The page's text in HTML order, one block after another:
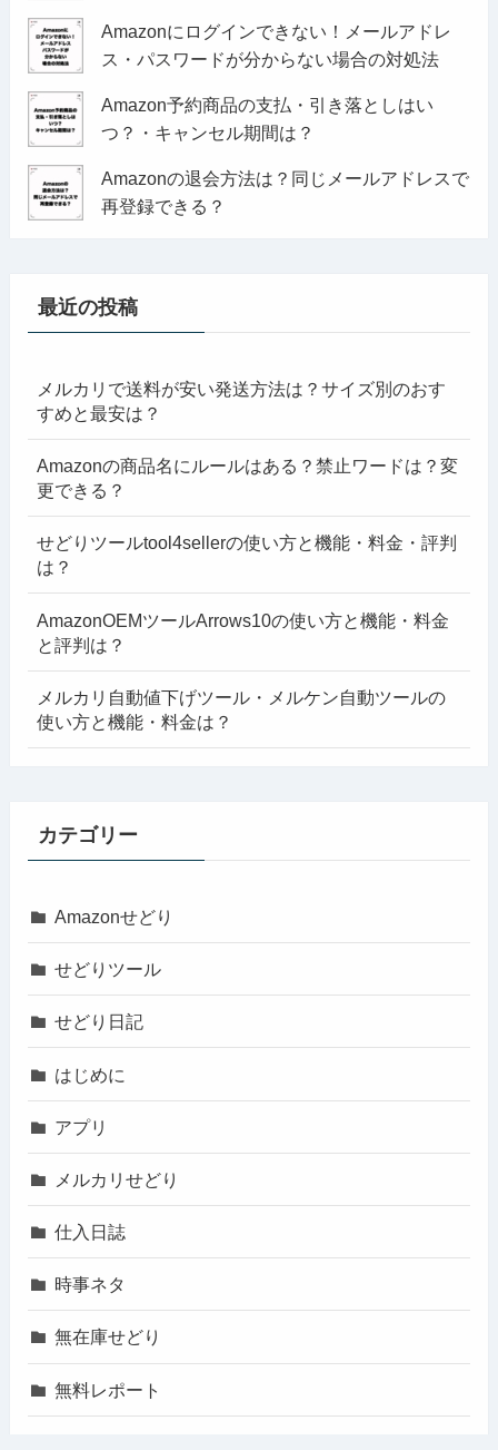
Amazonにログインできない！メールアドレ
ス・パスワードが分からない場合の対処法
Amazon予約商品の支払・引き落としはい
つ？・キャンセル期間は？
Amazonの退会方法は？同じメールアドレスで
再登録できる？
最近の投稿
メルカリで送料が安い発送方法は？サイズ別のおす
すめと最安は？
Amazonの商品名にルールはある？禁止ワードは？変
更できる？
せどりツールtool4sellerの使い方と機能・料金・評判
は？
AmazonOEMツールArrows10の使い方と機能・料金
と評判は？
メルカリ自動値下げツール・メルケン自動ツールの
使い方と機能・料金は？
カテゴリー
Amazonせどり
せどりツール
せどり日記
はじめに
アプリ
メルカリせどり
仕入日誌
時事ネタ
無在庫せどり
無料レポート